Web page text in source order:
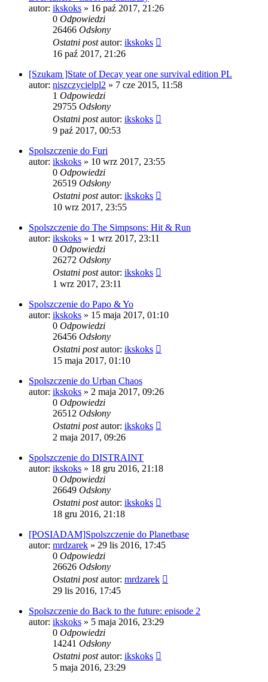
autor: ikskoks » 16 paź 2017, 21:26
0 Odpowiedzi
26466 Odsłony
Ostatni postautor: ikskoks
16 paź 2017, 21:26
[Szukam ]State of Decay year one survival edition PL
autor: niszczycielpl2 » 7 cze 2015, 11:58
1 Odpowiedzi
29755 Odsłony
Ostatni postautor: ikskoks
9 paź 2017, 00:53
Spolszczenie do Furi
autor: ikskoks » 10 wrz 2017, 23:55
0 Odpowiedzi
26519 Odsłony
Ostatni postautor: ikskoks
10 wrz 2017, 23:55
Spolszczenie do The Simpsons: Hit & Run
autor: ikskoks » 1 wrz 2017, 23:11
0 Odpowiedzi
26272 Odsłony
Ostatni postautor: ikskoks
1 wrz 2017, 23:11
Spolszczenie do Papo & Yo
autor: ikskoks » 15 maja 2017, 01:10
0 Odpowiedzi
26456 Odsłony
Ostatni postautor: ikskoks
15 maja 2017, 01:10
Spolszczenie do Urban Chaos
autor: ikskoks » 2 maja 2017, 09:26
0 Odpowiedzi
26512 Odsłony
Ostatni postautor: ikskoks
2 maja 2017, 09:26
Spolszczenie do DISTRAINT
autor: ikskoks » 18 gru 2016, 21:18
0 Odpowiedzi
26649 Odsłony
Ostatni postautor: ikskoks
18 gru 2016, 21:18
[POSIADAM]Spolszczenie do Planetbase
autor: mrdzarek » 29 lis 2016, 17:45
0 Odpowiedzi
26626 Odsłony
Ostatni postautor: mrdzarek
29 lis 2016, 17:45
Spolszczenie do Back to the future: episode 2
autor: ikskoks » 5 maja 2016, 23:29
0 Odpowiedzi
14241 Odsłony
Ostatni postautor: ikskoks
5 maja 2016, 23:29